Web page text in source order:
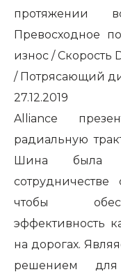
протяжении
Превосходное
износ / Скорость
/ Потрясающий
27.12.2019
Alliance
радиальную
Шина была
чтобы
эффективность
на дорогах.
решением для